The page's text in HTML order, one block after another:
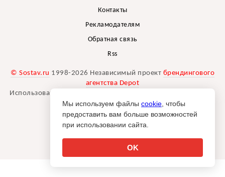
Контакты
Рекламодателям
Обратная связь
Rss
© Sostav.ru 1998-2026 Независимый проект брендингового
агентства Depot
Использование материалов Sostav.ru допустимо только при
указании источника.
Дизайн сайта -Liqium.
18+
Мы используем файлы cookie , чтобы
предоставить вам больше возможностей
при использовании сайта.
OK